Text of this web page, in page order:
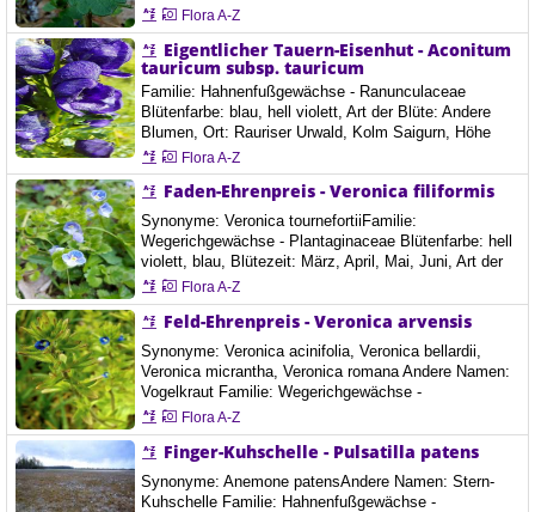
Plantaginaceae Blütenfarbe: blau, Blütezeit: März,
April, Mai, Art der Blüte: Anzahl der Blütenblätter 4,
Ort: Graz, Österreich, 16.4. 2021, Mureck, Steiermark,
24.2.2023 Der Efeu-Ehrenpreis ist eine einjährige
krautige Pflanze, die bis zu 30 Zentimeter…
Flora A-Z
Eigentlicher Tauern-Eisenhut - Aconitum
tauricum subsp. tauricum
Familie: Hahnenfußgewächse - Ranunculaceae
Blütenfarbe: blau, hell violett, Art der Blüte: Andere
Blumen, Ort: Rauriser Urwald, Kolm Saigurn, Höhe
Tauern, Österreich, 20.8. 2021
Flora A-Z
Faden-Ehrenpreis - Veronica filiformis
Synonyme: Veronica tournefortiiFamilie:
Wegerichgewächse - Plantaginaceae Blütenfarbe: hell
violett, blau, Blütezeit: März, April, Mai, Juni, Art der
Blüte: Anzahl der Blütenblätter 4, Ort: Graz,
Österreich, 16.4. 2021 Der Faden-Ehrenpreis ist eine
rasig wachsende und behaarte, ausdauernde krautige
Pflanze. Die niederliegenden Stängel können eine
Länge bis zu 50 Zentimeter erreichen. Sie…
Flora A-Z
Feld-Ehrenpreis - Veronica arvensis
Synonyme: Veronica acinifolia, Veronica bellardii,
Veronica micrantha, Veronica romana Andere Namen:
Vogelkraut Familie: Wegerichgewächse -
Plantaginaceae Blütenfarbe: blau, Blütezeit: März,
April, Mai, Juni, Art der Blüte: Anzahl der Blütenblätter
4, Der Feld-Ehrenpreis ist eine aufrechte, einjährig
überwinternde, krautige Pflanze, die Wuchshöhen von
3 bis 25 cm erreicht. Die hellgrüne…
Flora A-Z
Finger-Kuhschelle - Pulsatilla patens
Synonyme: Anemone patensAndere Namen: Stern-
Kuhschelle Familie: Hahnenfußgewächse -